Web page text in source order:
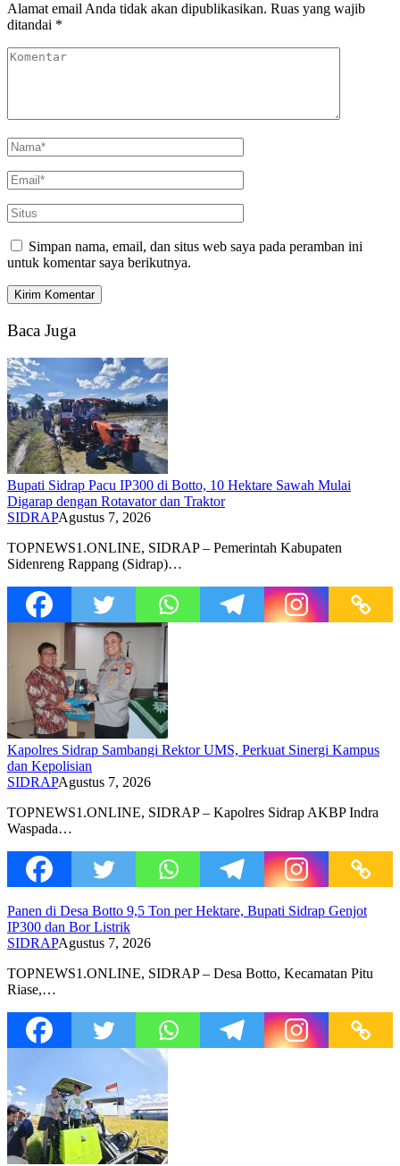
Alamat email Anda tidak akan dipublikasikan. Ruas yang wajib
ditandai *
Simpan nama, email, dan situs web saya pada peramban ini
untuk komentar saya berikutnya.
Baca Juga
Bupati Sidrap Pacu IP300 di Botto, 10 Hektare Sawah Mulai
Digarap dengan Rotavator dan Traktor
SIDRAPAgustus 7, 2026
TOPNEWS1.ONLINE, SIDRAP – Pemerintah Kabupaten
Sidenreng Rappang (Sidrap)…
Kapolres Sidrap Sambangi Rektor UMS, Perkuat Sinergi Kampus
dan Kepolisian
SIDRAPAgustus 7, 2026
TOPNEWS1.ONLINE, SIDRAP – Kapolres Sidrap AKBP Indra
Waspada…
Panen di Desa Botto 9,5 Ton per Hektare, Bupati Sidrap Genjot
IP300 dan Bor Listrik
SIDRAPAgustus 7, 2026
TOPNEWS1.ONLINE, SIDRAP – Desa Botto, Kecamatan Pitu
Riase,…